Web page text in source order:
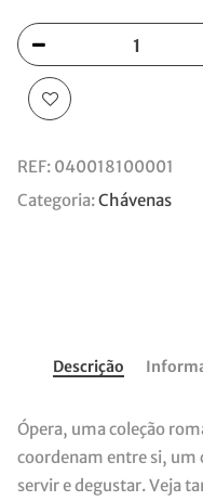
REF: 040018100001
Categoria:Chávenas
Descrição
Ópera, uma coleção
coordenam entre si, um
servir e degustar. Veja